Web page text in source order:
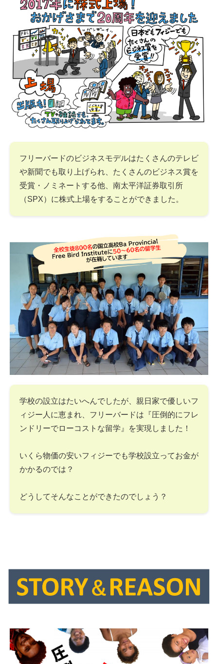
フリーバードのビジネスモデルはたくさんのテレビ
や新聞でも取り上げられ、たくさんのビジネス賞を
受賞・ノミネートする他、南太平洋証券取引所
（SPX）に株式上場をすることができました。
学校の設立はたいへんでしたが、親日家で優しいフ
ィジー人に恵まれ、フリーバードは『圧倒的にフレ
ンドリーでローコストな留学』を実現しました！
いくら物価の安いフィジーでも学校設立ってお金が
かかるのでは？
どうしてそんなことができたのでしょう？